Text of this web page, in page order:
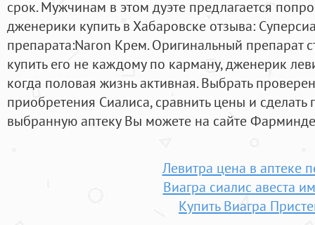
срок. Мужчинам в этом дуэте предлагается
дженерики купить в Хабаровске отзыва:
препарата:Naron Крем. Оригинальный препарат
купить его не каждому по карману, дженерик
когда половая жизнь активная. Выбрать
приобретения Сиалиса, сравнить цены и сделать
выбранную аптеку Вы можете на сайте
Левитра цена в аптеке
Виагра сиалис авеста
Купить Виагра